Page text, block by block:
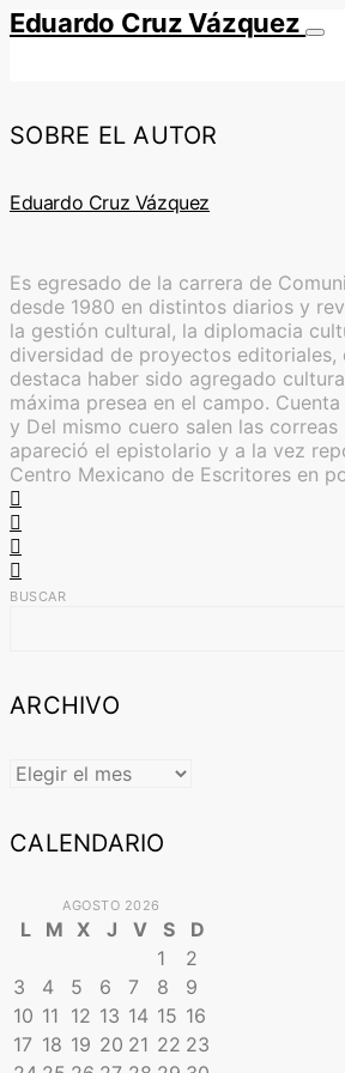
Eduardo Cruz Vázquez
SOBRE EL AUTOR
Eduardo Cruz Vázquez
Es egresado de la carrera de
desde 1980 en distintos diarios y
la gestión cultural, la diplomacia
diversidad de proyectos
destaca haber sido agregado
máxima presea en el campo.
y Del mismo cuero salen las
apareció el epistolario y a la vez
Centro Mexicano de Escritores en
BUSCAR
ARCHIVO
ARCHIVO
CALENDARIO
AGOSTO 2026
L M X J V S
D
1
2
3
4 5 6 7 8
9
10 11 12 13 14 15 16
17 18 19 20 21 22 23